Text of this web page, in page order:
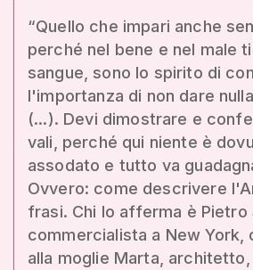
“Quello che impari anche
perché nel bene e nel male
sangue, sono lo spirito di
l'importanza di non dare
(...). Devi dimostrare e
vali, perché qui niente è
assodato e tutto va
Ovvero: come descrivere
frasi. Chi lo afferma è Pietro
commercialista a New York,
alla moglie Marta,